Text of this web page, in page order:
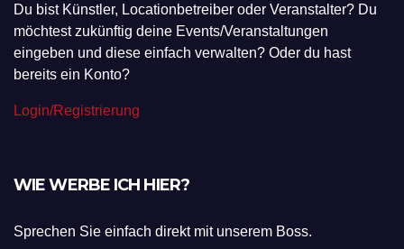
Du bist Künstler, Locationbetreiber oder Veranstalter? Du
möchtest zukünftig deine Events/Veranstaltungen
eingeben und diese einfach verwalten? Oder du hast
bereits ein Konto?
Login/Registrierung
WIE WERBE ICH HIER?
Sprechen Sie einfach direkt mit unserem Boss.